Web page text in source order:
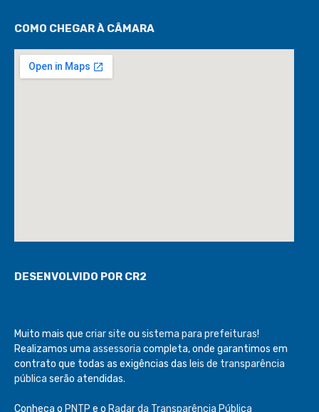
COMO CHEGAR À CÂMARA
DESENVOLVIDO POR CR2
Muito mais que criar site ou sistema para prefeituras!
Realizamos uma assessoria completa, onde garantimos em
contrato que todas as exigências das leis de transparência
pública serão atendidas.
Conheça o PNTP e o Radar da Transparência Pública